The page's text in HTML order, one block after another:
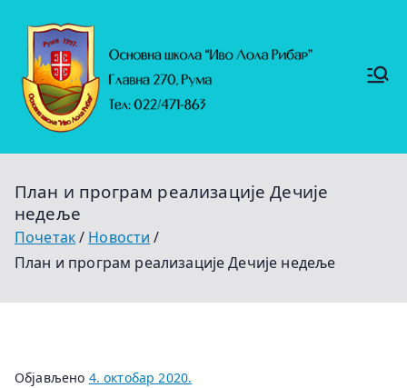
садржај
Основ
Лола
https://
vanje-
План и програм реализације Дечије
недеље
Почетак
Новости
План и програм реализације Дечије недеље
Објављено 4. октобар 2020.